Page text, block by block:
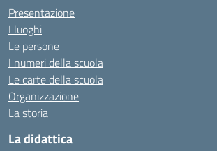
Presentazione
I luoghi
Le persone
I numeri della scuola
Le carte della scuola
Organizzazione
La storia
La didattica